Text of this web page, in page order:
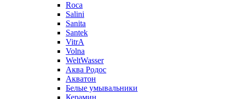
Roca
Salini
Sanita
Santek
VitrA
Volna
WeltWasser
Аква Родос
Акватон
Белые умывальники
Керамин